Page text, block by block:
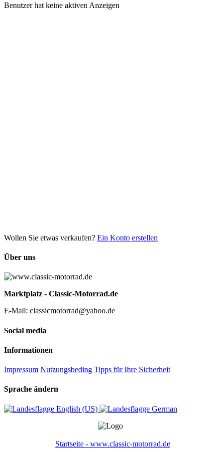
Benutzer hat keine aktiven Anzeigen
Wollen Sie etwas verkaufen? Ein Konto erstellen
Über uns
Marktplatz - Classic-Motorrad.de
E-Mail: classicmotorrad@yahoo.de
Social media
Informationen
Impressum Nutzungsbeding Tipps für Ihre Sicherheit
Sprache ändern
English (US)‎ German‎
Startseite - www.classic-motorrad.de